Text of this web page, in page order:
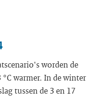
worden de
warmer. In de winter
tussen de 3 en 17